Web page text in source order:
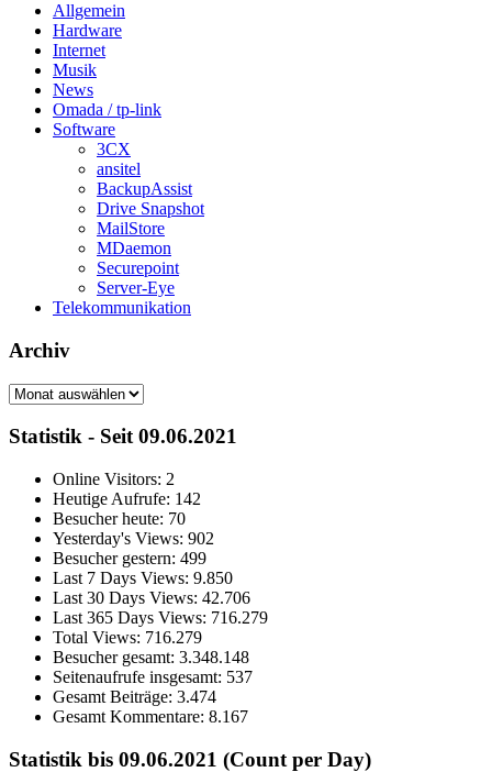
Allgemein
Hardware
Internet
Musik
News
Omada / tp-link
Software
3CX
ansitel
BackupAssist
Drive Snapshot
MailStore
MDaemon
Securepoint
Server-Eye
Telekommunikation
Archiv
Archiv
Statistik - Seit 09.06.2021
Online Visitors: 2
Heutige Aufrufe: 142
Besucher heute: 70
Yesterday's Views: 902
Besucher gestern: 499
Last 7 Days Views: 9.850
Last 30 Days Views: 42.706
Last 365 Days Views: 716.279
Total Views: 716.279
Besucher gesamt: 3.348.148
Seitenaufrufe insgesamt: 537
Gesamt Beiträge: 3.474
Gesamt Kommentare: 8.167
Statistik bis 09.06.2021 (Count per Day)